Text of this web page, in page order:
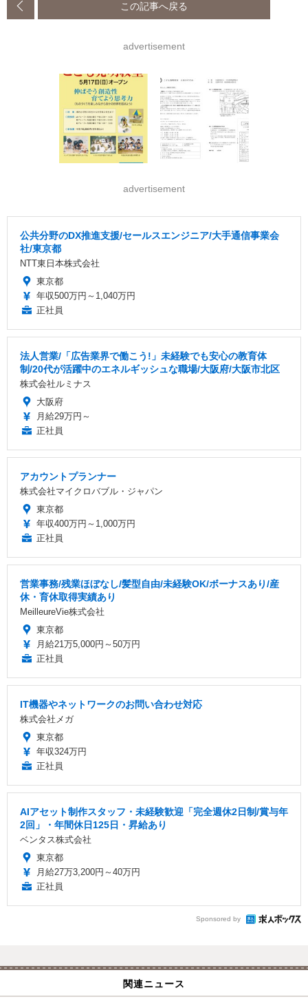
この記事へ戻る
advertisement
advertisement
公共分野のDX推進支援/セールスエンジニア/大手通信事業会
社/東京都
NTT東日本株式会社
東京都
年収500万円～1,040万円
正社員
法人営業/「広告業界で働こう!」未経験でも安心の教育体
制/20代が活躍中のエネルギッシュな職場/大阪府/大阪市北区
株式会社ルミナス
大阪府
月給29万円～
正社員
アカウントプランナー
株式会社マイクロバブル・ジャパン
東京都
年収400万円～1,000万円
正社員
営業事務/残業ほぼなし/髪型自由/未経験OK/ボーナスあり/産
休・育休取得実績あり
MeilleureVie株式会社
東京都
月給21万5,000円～50万円
正社員
IT機器やネットワークのお問い合わせ対応
株式会社メガ
東京都
年収324万円
正社員
AIアセット制作スタッフ・未経験歓迎「完全週休2日制/賞与年
2回」・年間休日125日・昇給あり
ベンタス株式会社
東京都
月給27万3,200円～40万円
正社員
Sponsored by
関連ニュース